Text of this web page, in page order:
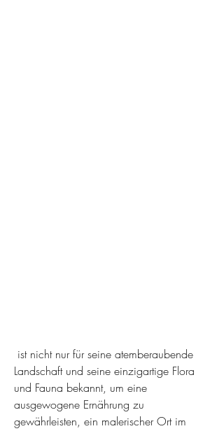
Landschaft und seine einzigartige Flora
und Fauna bekannt, um eine
ausgewogene Ernährung zu
gewährleisten, ein malerischer Ort im